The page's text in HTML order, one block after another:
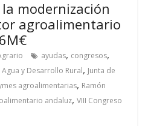
modernización
agroalimentario
ayudas, congresos,
y Desarrollo Rural, Junta de
agroalimentarias, Ramón
andaluz,VIII Congreso